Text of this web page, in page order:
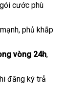
cước phù
phủ khắp
vòng 24h,
đăng ký trả